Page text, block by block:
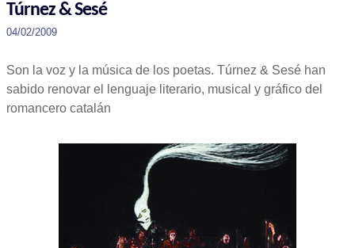
Túrnez & Sesé
04/02/2009
Son la voz y la música de los poetas. Túrnez & Sesé han
sabido renovar el lenguaje literario, musical y gráfico del
romancero catalán